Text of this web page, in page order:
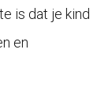
is dat je kind
en